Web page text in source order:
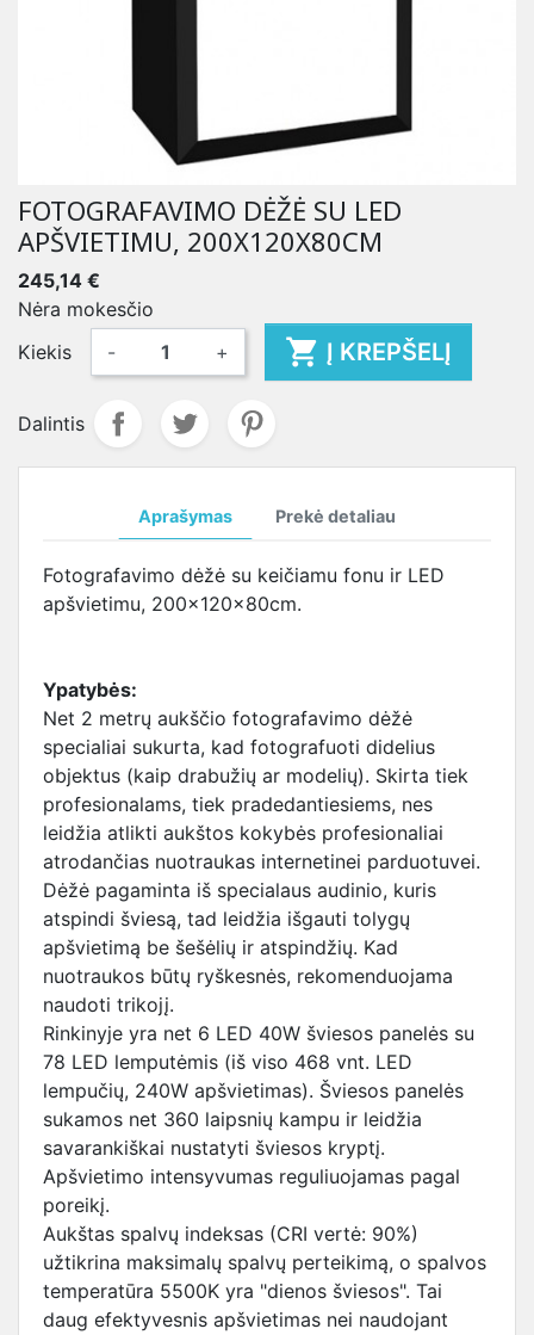
FOTOGRAFAVIMO DĖŽĖ SU LED
APŠVIETIMU, 200X120X80CM
245,14 €
Nėra mokesčio
Kiekis
- +  Į KREPŠELĮ
Dalintis
Aprašymas Prekė detaliau
Fotografavimo dėžė su keičiamu fonu ir LED
apšvietimu, 200x120x80cm.
Ypatybės:
Net 2 metrų aukščio fotografavimo dėžė
specialiai sukurta, kad fotografuoti didelius
objektus (kaip drabužių ar modelių). Skirta tiek
profesionalams, tiek pradedantiesiems, nes
leidžia atlikti aukštos kokybės profesionaliai
atrodančias nuotraukas internetinei parduotuvei.
Dėžė pagaminta iš specialaus audinio, kuris
atspindi šviesą, tad leidžia išgauti tolygų
apšvietimą be šešėlių ir atspindžių. Kad
nuotraukos būtų ryškesnės, rekomenduojama
naudoti trikojį.
Rinkinyje yra net 6 LED 40W šviesos panelės su
78 LED lemputėmis (iš viso 468 vnt. LED
lempučių, 240W apšvietimas). Šviesos panelės
sukamos net 360 laipsnių kampu ir leidžia
savarankiškai nustatyti šviesos kryptį.
Apšvietimo intensyvumas reguliuojamas pagal
poreikį.
Aukštas spalvų indeksas (CRI vertė: 90%)
užtikrina maksimalų spalvų perteikimą, o spalvos
temperatūra 5500K yra "dienos šviesos". Tai
daug efektyvesnis apšvietimas nei naudojant